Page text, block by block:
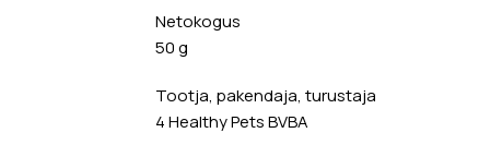
Netokogus
50 g
Tootja, pakendaja, turustaja
4 Healthy Pets BVBA